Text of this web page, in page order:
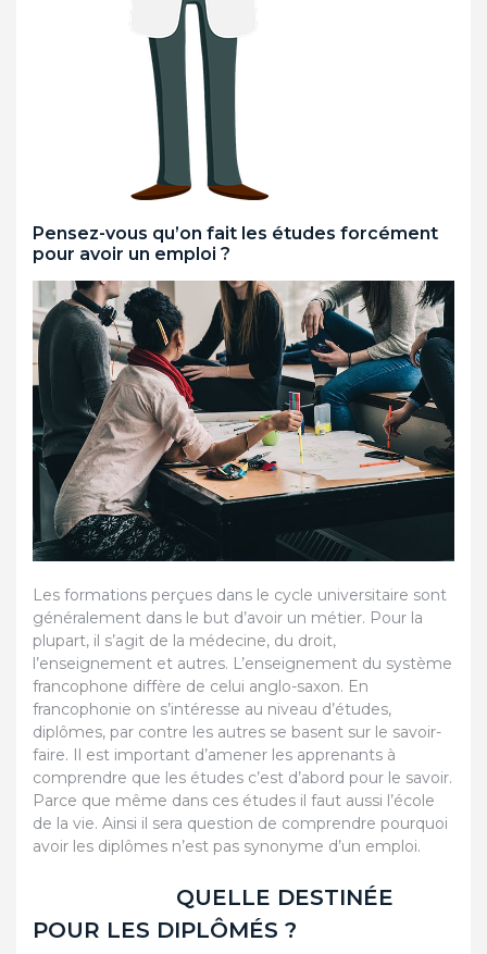
Pensez-vous qu’on fait les études forcément
pour avoir un emploi ?
Les formations perçues dans le cycle universitaire sont
généralement dans le but d’avoir un métier. Pour la
plupart, il s’agit de la médecine, du droit,
l’enseignement et autres. L’enseignement du système
francophone diffère de celui anglo-saxon. En
francophonie on s’intéresse au niveau d’études,
diplômes, par contre les autres se basent sur le savoir-
faire. Il est important d’amener les apprenants à
comprendre que les études c’est d’abord pour le savoir.
Parce que même dans ces études il faut aussi l’école
de la vie. Ainsi il sera question de comprendre pourquoi
avoir les diplômes n’est pas synonyme d’un emploi.
QUELLE DESTINÉE
POUR LES DIPLÔMÉS ?